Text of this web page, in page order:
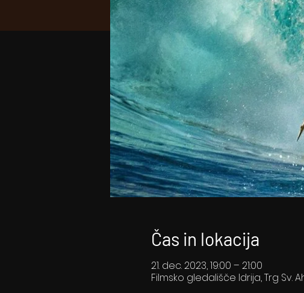
Čas in lokacija
21. dec. 2023, 19:00 – 21:00
Filmsko gledališče Idrija, Trg Sv.